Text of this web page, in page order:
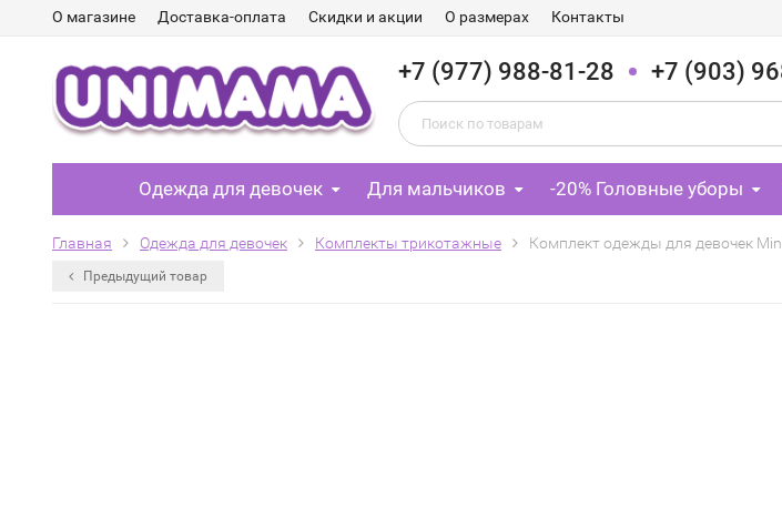
О магазине Доставка-оплата Скидки и акции О размерах Контакты
+7 (977) 988-81-28 +7 (903)
Одежда для девочек Для мальчиков -20% Головные уборы
Главная Одежда для девочек Комплекты трикотажные Комплект одежды для девочек
Предыдущий товар